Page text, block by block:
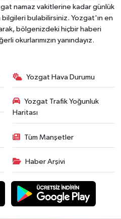
namaz vakitlerine kadar günlük
bilgileri bulabilirsiniz. Yozgat'ın en
bölgenizdeki hiçbir haberi
okurlarımızın yanındayız.
Yozgat Hava Durumu
Yozgat Trafik Yoğunluk
Haritası
Tüm Manşetler
Haber Arşivi